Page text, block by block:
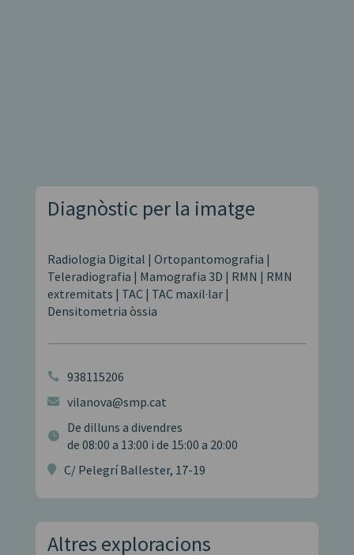
Diagnòstic per la imatge
Radiologia Digital | Ortopantomografia |
Teleradiografia | Mamografia 3D | RMN | RMN
extremitats | TAC | TAC maxil·lar |
Densitometria òssia
 938115206
 vilanova@smp.cat

De dilluns a divendres
de 08:00 a 13:00 i de 15:00 a 20:00
 C/ Pelegrí Ballester, 17-19
Altres exploracions